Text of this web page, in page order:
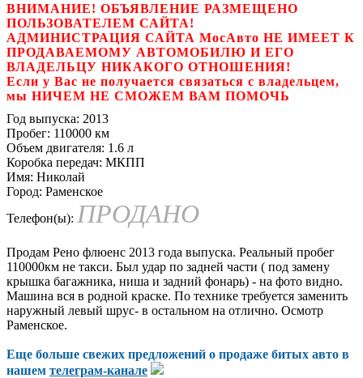
ВНИМАНИЕ! ОБЪЯВЛЕНИЕ РАЗМЕЩЕНО
ПОЛЬЗОВАТЕЛЕМ САЙТА!
АДМИНИСТРАЦИЯ САЙТА МосАвто НЕ ИМЕЕТ К
ПРОДАВАЕМОМУ АВТОМОБИЛЮ И ЕГО
ВЛАДЕЛЬЦУ НИКАКОГО ОТНОШЕНИЯ!
Если у Вас не получается связаться с владельцем,
мы НИЧЕМ НЕ СМОЖЕМ ВАМ ПОМОЧЬ
Год выпуска: 2013
Пробег: 110000 км
Объем двигателя: 1.6 л
Коробка передач: МКПП
Имя: Николай
Город: Раменское
Телефон(ы): ПРОДАНО
Продам Рено флюенс 2013 года выпуска. Реальный пробег
110000км не такси. Был удар по задней части ( под замену
крышка багажника, ниша и задний фонарь) - на фото видно.
Машина вся в родной краске. По технике требуется заменить
наружный левый шрус- в остальном на отлично. Осмотр
Раменское.
Еще больше свежих предложений о продаже битых авто в
нашем телеграм-канале